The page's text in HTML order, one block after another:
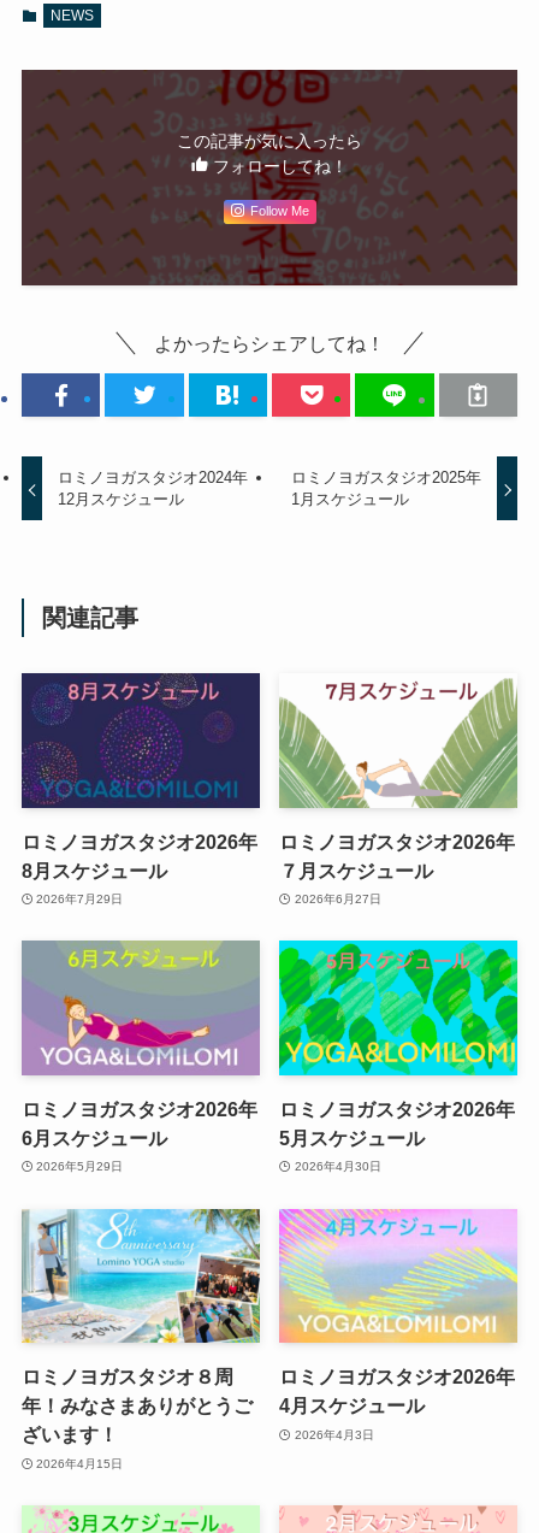
NEWS
この記事が気に入ったら
フォローしてね！
Follow Me
よかったらシェアしてね！
ロミノヨガスタジオ2024年
12月スケジュール
ロミノヨガスタジオ2025年
1月スケジュール
関連記事
ロミノヨガスタジオ2026年
8月スケジュール
2026年7月29日
ロミノヨガスタジオ2026年
７月スケジュール
2026年6月27日
ロミノヨガスタジオ2026年
6月スケジュール
2026年5月29日
ロミノヨガスタジオ2026年
5月スケジュール
2026年4月30日
ロミノヨガスタジオ８周
年！みなさまありがとうご
ざいます！
2026年4月15日
ロミノヨガスタジオ2026年
4月スケジュール
2026年4月3日